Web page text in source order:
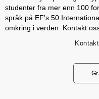
studenter fra mer enn 100
språk på EF's 50
omkring i verden. Kontakt